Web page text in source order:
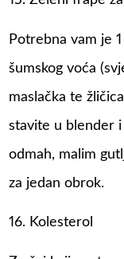
Potrebna vam je
šumskog voća
maslačka te
stavite u blender
odmah, malim
za jedan obrok.
16. Kolesterol